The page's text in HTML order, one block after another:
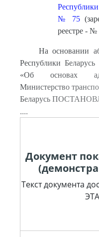
№ 75
реестре - №
На основании
Республики
«Об основах
Министерство
Беларусь
....
Документ
Текст документа